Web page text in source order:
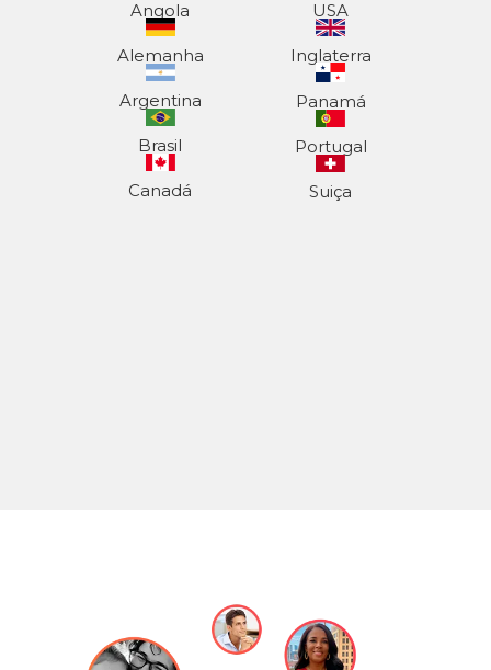
Angola
Alemanha
Argentina
Brasil
Canadá
USA
Inglaterra
Panamá
Portugal
Suiça